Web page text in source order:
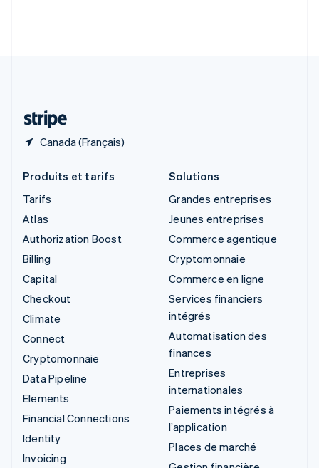
Canada (Français)
Produits et tarifs
Tarifs
Atlas
Authorization Boost
Billing
Capital
Checkout
Climate
Connect
Cryptomonnaie
Data Pipeline
Elements
Financial Connections
Identity
Invoicing
Solutions
Grandes entreprises
Jeunes entreprises
Commerce agentique
Cryptomonnaie
Commerce en ligne
Services financiers
intégrés
Automatisation des
finances
Entreprises
internationales
Paiements intégrés à
l’application
Places de marché